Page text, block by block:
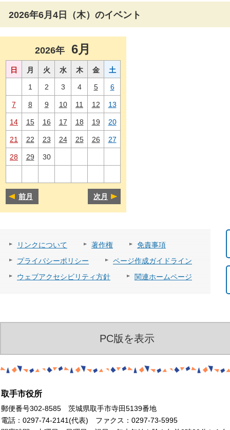
2026年6月4日（木）のイベント
2026年 6月
日 月 火 水 木 金 土
1 2 3 4 5 6
7 8 9 10 11 12 13
14 15 16 17 18 19 20
21 22 23 24 25 26 27
28 29 30
前月 次月
リンクについて 著作権
免責事項
プライバシーポリシー
ページ作成ガイドライン
ウェブアクセシビリティ方針
関連ホームページ
PC版を表示
取手市役所
郵便番号302-8585 茨城県取手市寺田5139番地
電話：0297-74-2141(代表) ファクス：0297-73-5995